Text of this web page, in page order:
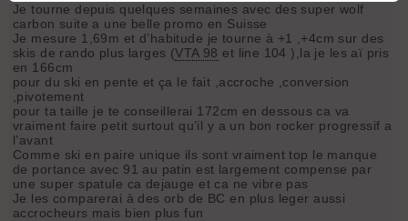
Je tourne depuis quelques semaines avec des super wolf
carbon suite a une belle promo en Suisse
Je mesure 1,69m et d’habitude je tourne à +1 ,+4cm sur des
skis de rando plus larges (VTA 98 et line 104 ),la je les aï pris
en 166cm
pour du ski en pente et ça le fait ,accroche ,conversion
,pivotement
pour ta taille je te conseillerai 172cm en dessous ca va
vraiment faire petit surtout qu’il y a un bon rocker progressif a
l’avant
Comme ski en paire unique ils sont vraiment top le manque
de portance avec 91 au patin est largement compense par
une super spatule ca dejauge et ca ne vibre pas
Je les comparerai à des orb de BC en plus leger aussi
accrocheurs mais bien plus fun